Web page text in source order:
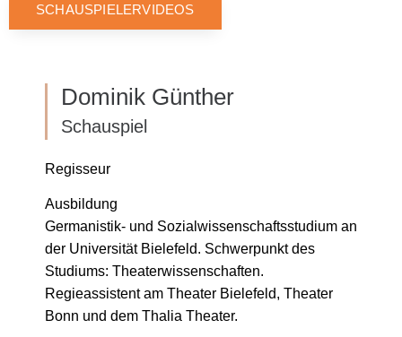
SCHAUSPIELERVIDEOS
Dominik Günther
Schauspiel
Regisseur
Ausbildung
Germanistik- und Sozialwissenschaftsstudium an
der Universität Bielefeld. Schwerpunkt des
Studiums: Theaterwissenschaften.
Regieassistent am Theater Bielefeld, Theater
Bonn und dem Thalia Theater.